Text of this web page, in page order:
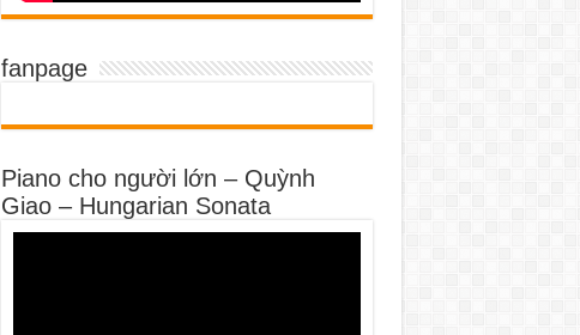
fanpage
Piano cho người lớn – Quỳnh
Giao – Hungarian Sonata